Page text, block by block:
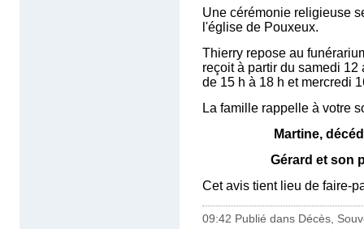
Une cérémonie religieuse
l'église de Pouxeux.
Thierry repose au
reçoit à partir du samedi
de 15 h à 18 h et mercredi
La famille rappelle à votre
Martine,
Gérard et son
Cet avis tient lieu de faire-
09:42 Publié dans Décès,